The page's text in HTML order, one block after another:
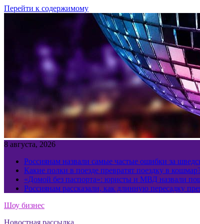
Перейти к содержимому
8 августа, 2026
Россиянам назвали самые частые ошибки за
Какие полки в поезде превратят поездку в
«Домой без паспорта»: юристы и МВД назвали
Россиянам рассказали, как длинную пересадку
Шоу бизнес
Новостная рассылка